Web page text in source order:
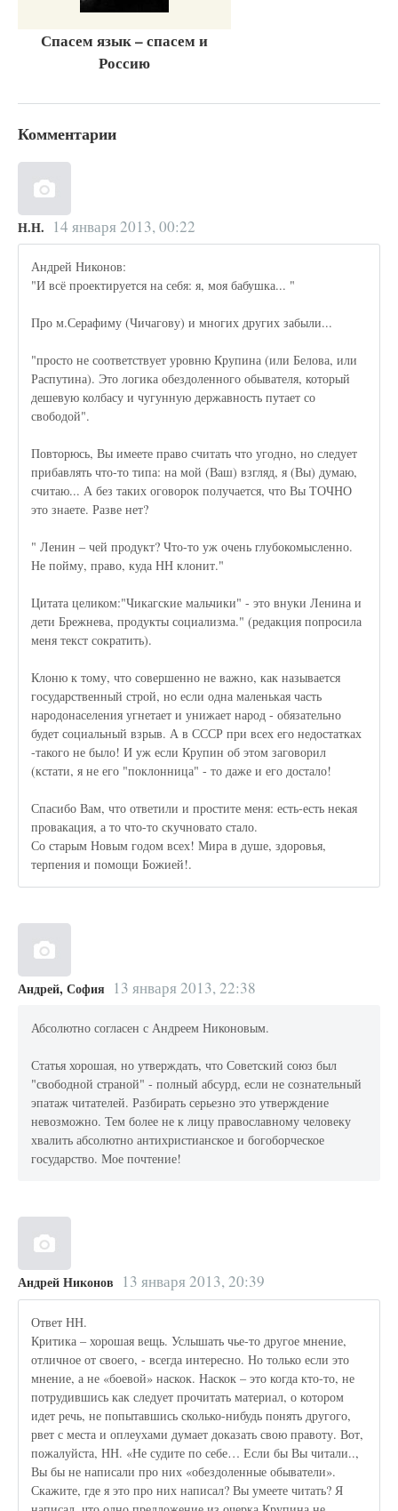
Спасем язык – спасем и
Россию
Комментарии
Н.Н. 14 января 2013, 00:22
Андрей Никонов:
"И всё проектируется на себя: я, моя бабушка... "
Про м.Серафиму (Чичагову) и многих других забыли...
"просто не соответствует уровню Крупина (или Белова, или
Распутина). Это логика обездоленного обывателя, который
дешевую колбасу и чугунную державность путает со
свободой".
Повторюсь, Вы имеете право считать что угодно, но следует
прибавлять что-то типа: на мой (Ваш) взгляд, я (Вы) думаю,
считаю... А без таких оговорок получается, что Вы ТОЧНО
это знаете. Разве нет?
" Ленин – чей продукт? Что-то уж очень глубокомысленно.
Не пойму, право, куда НН клонит."
Цитата целиком:"Чикагские мальчики" - это внуки Ленина и
дети Брежнева, продукты социализма." (редакция попросила
меня текст сократить).
Клоню к тому, что совершенно не важно, как называется
государственный строй, но если одна маленькая часть
народонаселения угнетает и унижает народ - обязательно
будет социальный взрыв. А в СССР при всех его недостатках
-такого не было! И уж если Крупин об этом заговорил
(кстати, я не его "поклонница" - то даже и его достало!
Спасибо Вам, что ответили и простите меня: есть-есть некая
провакация, а то что-то скучновато стало.
Со старым Новым годом всех! Мира в душе, здоровья,
терпения и помощи Божией!.
Андрей, София 13 января 2013, 22:38
Абсолютно согласен с Андреем Никоновым.
Статья хорошая, но утверждать, что Советский союз был
"свободной страной" - полный абсурд, если не сознательный
эпатаж читателей. Разбирать серьезно это утверждение
невозможно. Тем более не к лицу православному человеку
хвалить абсолютно антихристианское и богоборческое
государство. Мое почтение!
Андрей Никонов 13 января 2013, 20:39
Ответ НН.
Критика – хорошая вещь. Услышать чье-то другое мнение,
отличное от своего, - всегда интересно. Но только если это
мнение, а не «боевой» наскок. Наскок – это когда кто-то, не
потрудившись как следует прочитать материал, о котором
идет речь, не попытавшись сколько-нибудь понять другого,
рвет с места и оплеухами думает доказать свою правоту. Вот,
пожалуйста, НН. «Не судите по себе… Если бы Вы читали..,
Вы бы не написали про них «обездоленные обыватели».
Скажите, где я это про них написал? Вы умеете читать? Я